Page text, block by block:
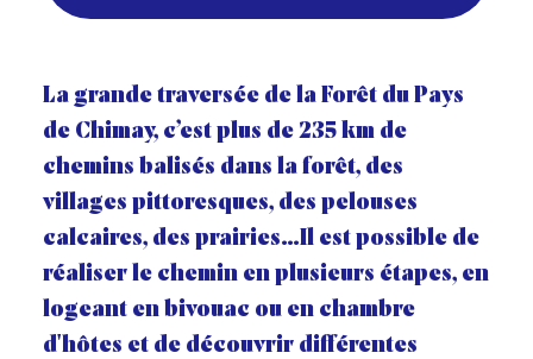
La grande traversée de la Forêt du Pays
de Chimay, c’est plus de 235 km de
chemins balisés dans la forêt, des
villages pittoresques, des pelouses
calcaires, des prairies…Il est possible de
réaliser le chemin en plusieurs étapes, en
logeant en bivouac ou en chambre
d'hôtes et de découvrir différentes